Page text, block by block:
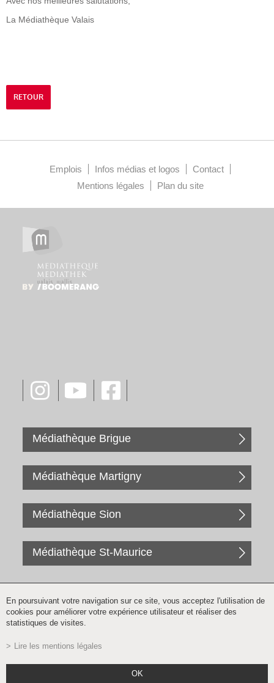
La Médiathèque Valais
RETOUR
Emplois Infos médias et logos
Contact
Mentions légales
Plan du site
Médiathèque Brigue
Médiathèque Martigny
Médiathèque Sion
Médiathèque St-Maurice
En poursuivant votre navigation sur ce site, vous acceptez l'utilisation de
cookies pour améliorer votre expérience utilisateur et réaliser des
statistiques de visites.
Lire les mentions légales
OK